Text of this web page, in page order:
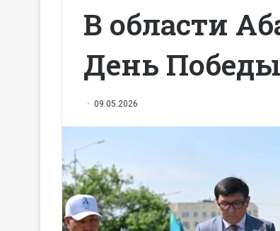
В области
День Победы
09.05.2026